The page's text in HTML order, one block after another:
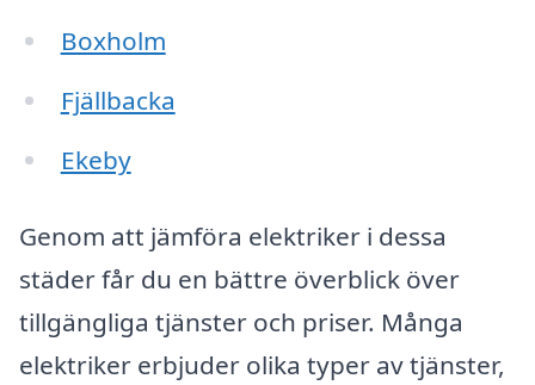
Boxholm
Fjällbacka
Ekeby
Genom att jämföra elektriker i dessa
städer får du en bättre överblick över
tillgängliga tjänster och priser. Många
elektriker erbjuder olika typer av tjänster,